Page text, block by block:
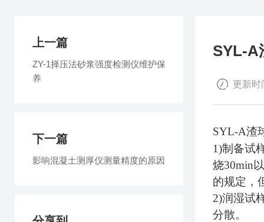
SYL-A
更新时
SYL-A渣
1)制备试
烧30min
的规定，
2)润湿试
分散。
上一篇
ZY-1择压法砂浆强度检测仪维护保
养
下一篇
影响混凝土测厚仪测量精度的原因